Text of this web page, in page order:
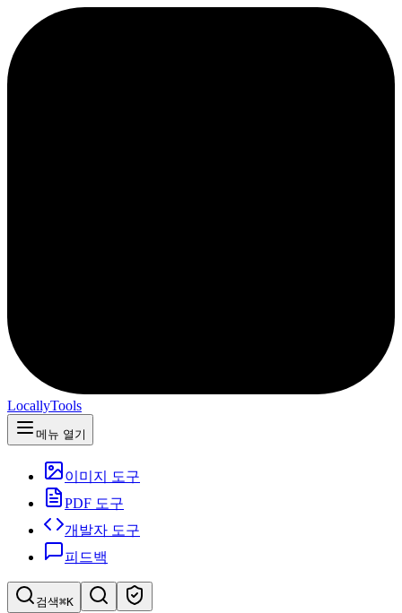
LocallyTools
메뉴 열기
이미지 도구
PDF 도구
개발자 도구
피드백
검색⌘K